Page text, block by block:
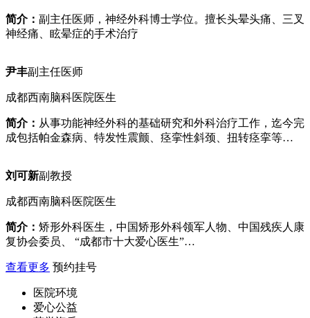
简介： 副主任医师，神经外科博士学位。擅长头晕头痛、三叉
神经痛、眩晕症的手术治疗
尹丰副主任医师
成都西南脑科医院医生
简介： 从事功能神经外科的基础研究和外科治疗工作，迄今完
成包括帕金森病、特发性震颤、痉挛性斜颈、扭转痉挛等…
刘可新副教授
成都西南脑科医院医生
简介： 矫形外科医生，中国矫形外科领军人物、中国残疾人康
复协会委员、 “成都市十大爱心医生”…
查看更多 预约挂号
医院环境
爱心公益